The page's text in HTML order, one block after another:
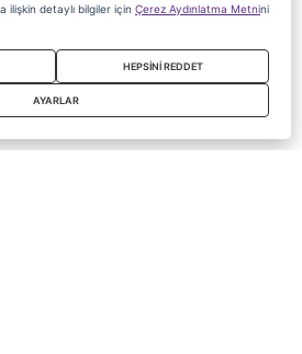
ilişkin detaylı bilgiler için Çerez Aydınlatma Metnini
HEPSİNİ REDDET
AYARLAR